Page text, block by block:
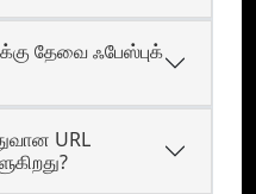
தேவை ஃபேஸ்புக்
URL